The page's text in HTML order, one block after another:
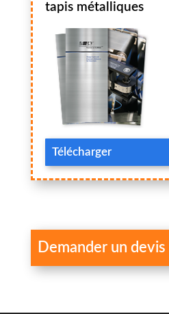
tapis métalliques
Télécharger
Demander un devis